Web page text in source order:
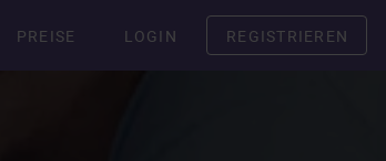
PREISE LOGIN REGISTRIEREN